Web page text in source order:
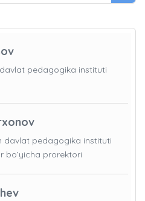
pedagogika instituti
davlat pedagogika instituti
bo’yicha prorektori